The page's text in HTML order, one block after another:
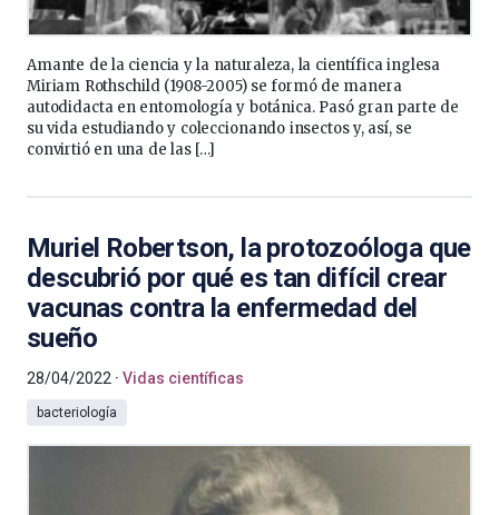
Amante de la ciencia y la naturaleza, la científica inglesa
Miriam Rothschild (1908-2005) se formó de manera
autodidacta en entomología y botánica. Pasó gran parte de
su vida estudiando y coleccionando insectos y, así, se
convirtió en una de las […]
Muriel Robertson, la protozoóloga que
descubrió por qué es tan difícil crear
vacunas contra la enfermedad del
sueño
28/04/2022 Vidas científicas
bacteriología